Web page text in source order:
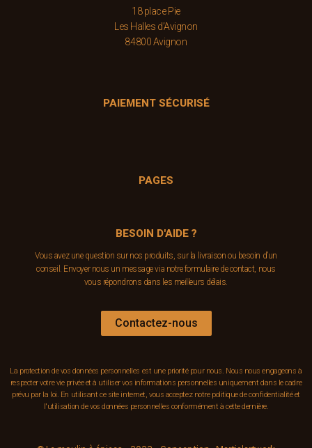
18 place Pie
Les Halles d’Avignon
84800 Avignon
PAIEMENT SÉCURISÉ
PAGES
BESOIN D'AIDE ?
Vous avez une question sur nos produits, sur la livraison ou besoin d’un
conseil. Envoyer nous un message via notre formulaire de contact, nous
vous répondrons dans les meilleurs délais.
Contactez-nous
La protection de vos données personnelles est une priorité pour nous. Nous nous engageons à
respecter votre vie privée et à utiliser vos informations personnelles uniquement dans le cadre
prévu par la loi. En utilisant ce site internet, vous acceptez notre politique de confidentialité et
l'utilisation de vos données personnelles conformément à cette dernière.